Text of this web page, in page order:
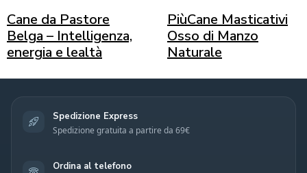
Cane da Pastore
Belga – Intelligenza,
energia e lealtà
PiùCane Masticativi
Osso di Manzo
Naturale
Spedizione Express
Spedizione gratuita a partire da 69€
Ordina al telefono